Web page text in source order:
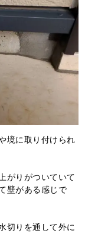
境に取り付けられ
がりがついていて
壁がある感じで
切りを通して外に